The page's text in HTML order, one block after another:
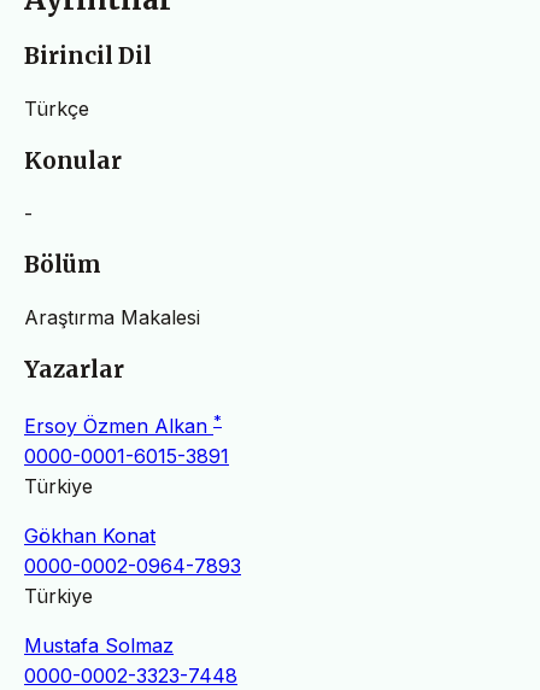
Birincil Dil
Türkçe
Konular
-
Bölüm
Araştırma Makalesi
Yazarlar
Ersoy Özmen Alkan *
0000-0001-6015-3891
Türkiye
Gökhan Konat
0000-0002-0964-7893
Türkiye
Mustafa Solmaz
0000-0002-3323-7448